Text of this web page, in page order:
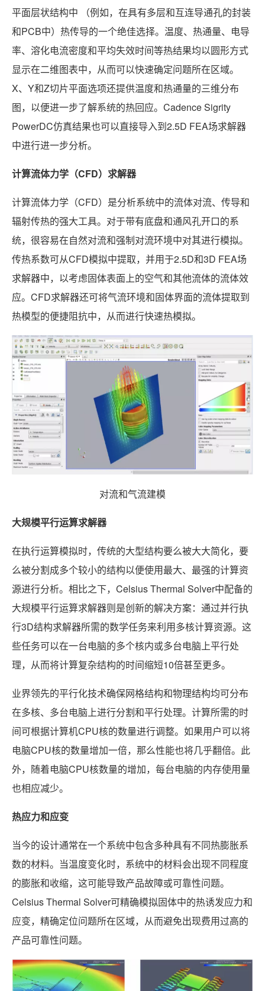
平面层状结构中 （例如，在具有多层和互连导通孔的封装
和PCB中）热传导的一个绝佳选择。温度、热通量、电导
率、溶化电流密度和平均失效时间等热结果均以圆形方式
显示在二维图表中，从而可以快速确定问题所在区域。
X、Y和Z切片平面选项还提供温度和热通量的三维分布
图，以便进一步了解系统的热回应。Cadence Sigrity
PowerDC仿真结果也可以直接导入到2.5D FEA场求解器
中进行进一步分析。
计算流体力学（CFD）求解器
计算流体力学（CFD）是分析系统中的流体对流、传导和
辐射传热的强大工具。对于带有底盘和通风孔开口的系
统，很容易在自然对流和强制对流环境中对其进行模拟。
传热系数可从CFD模拟中提取，并用于2.5D和3D FEA场
求解器中，以考虑固体表面上的空气和其他流体的流体效
应。CFD求解器还可将气流环境和固体界面的流体提取到
热模型的便捷阻抗中，从而进行快速热模拟。
对流和气流建模
大规模平行运算求解器
在执行运算模拟时，传统的大型结构要么被大大简化，要
么被分割成多个较小的结构以便使用最大、最强的计算资
源进行分析。相比之下，Celsius Thermal Solver中配备的
大规模平行运算求解器则是创新的解决方案：通过并行执
行3D结构求解器所需的数学任务来利用多核计算资源。这
些任务可以在一台电脑的多个核内或多台电脑上平行处
理，从而将计算复杂结构的时间缩短10倍甚至更多。
业界领先的平行化技术确保网格结构和物理结构均可分布
在多核、多台电脑上进行分割和平行处理。计算所需的时
间可根据计算机CPU核的数量进行调整。如果用户可以将
电脑CPU核的数量增加一倍，那么性能也将几乎翻倍。此
外，随着电脑CPU核数量的增加，每台电脑的内存使用量
也相应减少。
热应力和应变
当今的设计通常在一个系统中包含多种具有不同热膨胀系
数的材料。当温度变化时，系统中的材料会出现不同程度
的膨胀和收缩，这可能导致产品故障或可靠性问题。
Celsius Thermal Solver可精确模拟固体中的热诱发应力和
应变，精确定位问题所在区域，从而避免出现费用过高的
产品可靠性问题。